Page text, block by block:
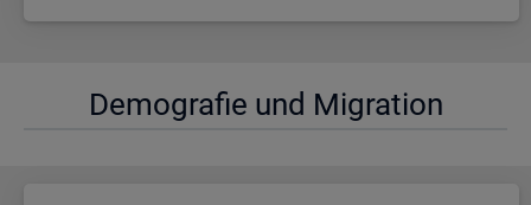
De­mo­gra­fie und Mi­gra­ti­on